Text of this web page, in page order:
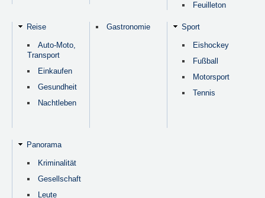
Feuilleton
Reise
Auto-Moto,
Transport
Einkaufen
Gesundheit
Nachtleben
Gastronomie Sport
Eishockey
Fußball
Motorsport
Tennis
Panorama
Kriminalität
Gesellschaft
Leute